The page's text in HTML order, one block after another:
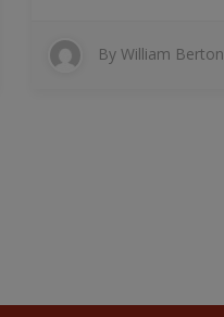
By William Berton